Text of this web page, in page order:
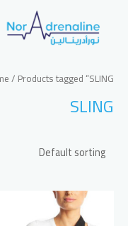
المحتوى
/ Products tagged “SLING”
SLING